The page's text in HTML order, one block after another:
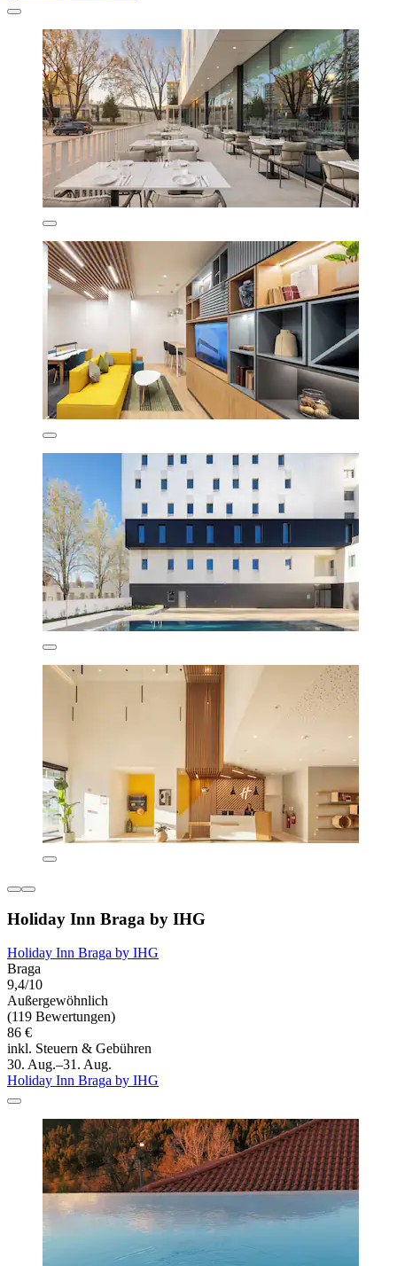
Holiday Inn Braga by IHG
Holiday Inn Braga by IHG
Braga
9,4/10
Außergewöhnlich
(119 Bewertungen)
86 €
inkl. Steuern & Gebühren
30. Aug.–31. Aug.
Holiday Inn Braga by IHG